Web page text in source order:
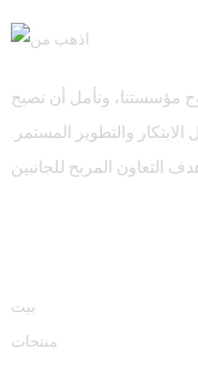
روح مؤسستنا، ونأمل أن نصبح
والتطوير المستمر.
بيت
منتجات